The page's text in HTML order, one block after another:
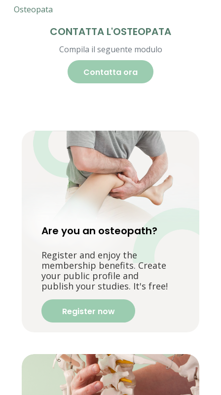
Osteopata
CONTATTA L'OSTEOPATA
Compila il seguente modulo
Contatta ora
Are you an osteopath?
Register and enjoy the
membership benefits. Create
your public profile and
publish your studies. It's free!
Register now